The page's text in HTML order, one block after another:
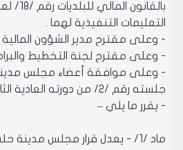
التعليمات التنفيذية لهما .
- وعلى مقترح مدير الشؤون المالية
- وعلى مقترح لجنة التخطيط
- وعلى موافقة أعضاء مجلس
جلسته رقم /2/ من دورته العادية الثانية تاريخ 14/ 7 /2020.
- يقرر ما يلي –